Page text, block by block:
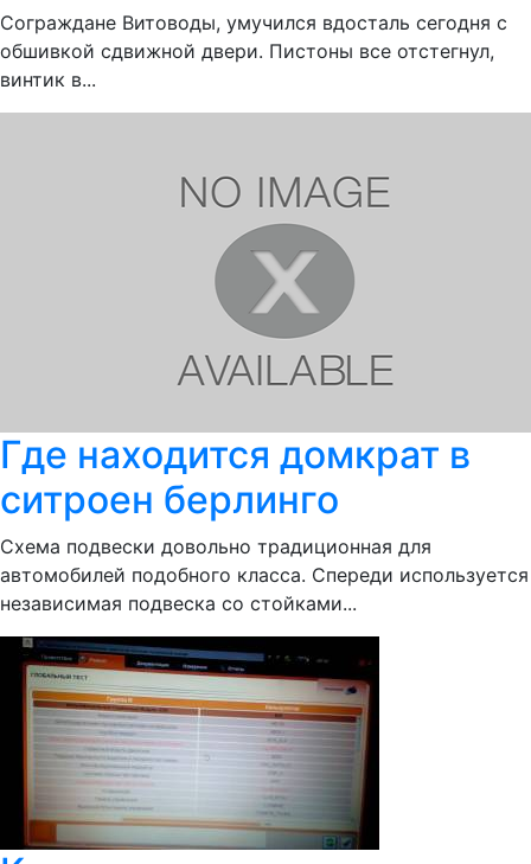
Сограждане Витоводы, умучился вдосталь сегодня с
обшивкой сдвижной двери. Пистоны все отстегнул,
винтик в...
Где находится домкрат в
ситроен берлинго
Схема подвески довольно традиционная для
автомобилей подобного класса. Спереди используется
независимая подвеска со стойками...